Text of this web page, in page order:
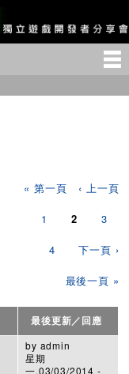
« 第一頁 ‹ 上一頁
1 2 3
4 下一頁 ›
最後一頁 »
最後更新／回應
by admin
星期
一,03/03/2014 -